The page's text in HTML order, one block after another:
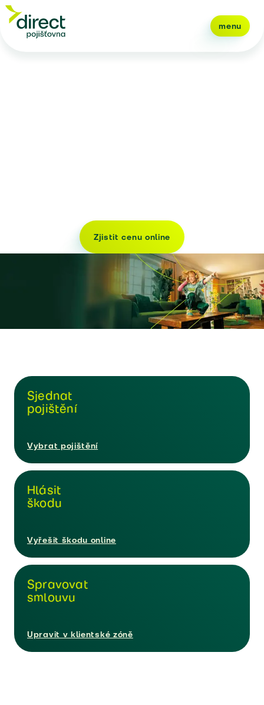
menu
Zjistit cenu online
Sjednat
pojištění
Vybrat pojištění
Hlásit
škodu
Vyřešit škodu online
Spravovat
smlouvu
Upravit v klientské zóně